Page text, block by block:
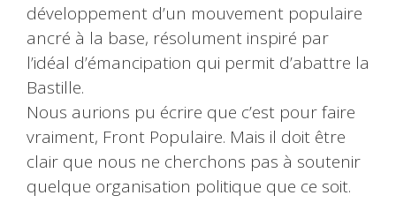
développement d’un mouvement populaire
ancré à la base, résolument inspiré par
l’idéal d’émancipation qui permit d’abattre la
Bastille.
Nous aurions pu écrire que c’est pour faire
vraiment, Front Populaire. Mais il doit être
clair que nous ne cherchons pas à soutenir
quelque organisation politique que ce soit.